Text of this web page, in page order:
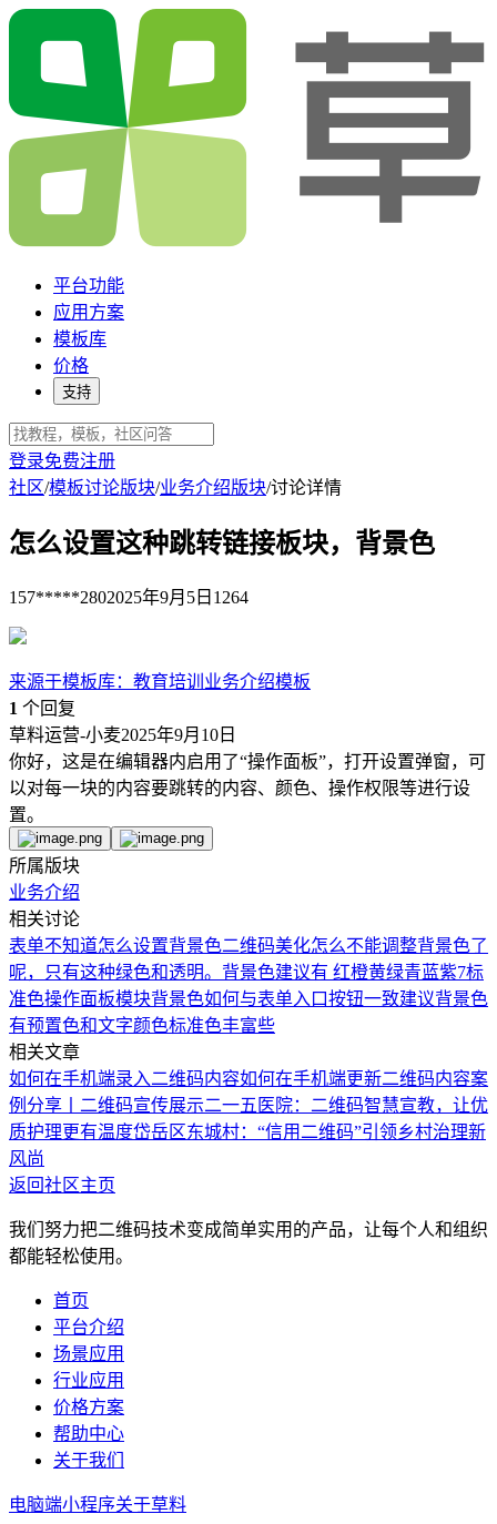
平台功能
应用方案
模板库
价格
支持
登录免费注册
社区/模板讨论版块/业务介绍版块/讨论详情
怎么设置这种跳转链接板块，背景色
157*****2802025年9月5日 1264
来源于模板库： 教育培训业务介绍模板
1 个回复
草料运营-小麦2025年9月10日
你好，这是在编辑器内启用了“操作面板”，打开设置弹窗，可
以对每一块的内容要跳转的内容、颜色、操作权限等进行设
置。
所属版块
业务介绍
相关讨论
表单不知道怎么设置背景色二维码美化怎么不能调整背景色了
呢，只有这种绿色和透明。 背景色建议有 红橙黄绿青蓝紫7标
准色操作面板模块背景色如何与表单入口按钮一致建议背景色
有预置色和文字颜色标准色丰富些
相关文章
如何在手机端录入二维码内容如何在手机端更新二维码内容案
例分享丨二维码宣传展示二一五医院：二维码智慧宣教，让优
质护理更有温度岱岳区东城村：“信用二维码”引领乡村治理新
风尚
返回社区主页
我们努力把二维码技术变成简单实用的产品，让每个人和组织
都能轻松使用。
首页
平台介绍
场景应用
行业应用
价格方案
帮助中心
关于我们
电脑端小程序关于草料